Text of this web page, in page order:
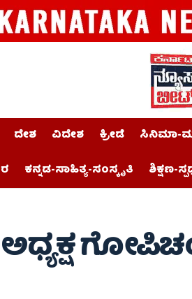
ದೇಶ ವಿದೇಶ ಕ್ರೀಡೆ ಸಿನಿಮಾ-
ಕನ್ನಡ-ಸಾಹಿತ್ಯ-ಸಂಸ್ಕೃತಿ ಶಿಕ್ಷಣ-